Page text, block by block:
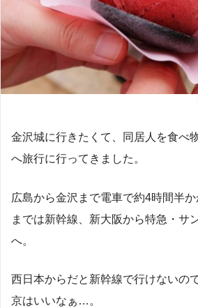
金沢城に行きたくて、同居人を食べ
へ旅行に行ってきました。
広島から金沢まで電車で約4時間半
までは新幹線、新大阪から特急・サ
へ。
西日本からだと新幹線で行けないの
京はいいなぁ…。